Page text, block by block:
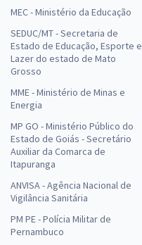
MEC - Ministério da Educação
SEDUC/MT - Secretaria de
Estado de Educação, Esporte e
Lazer do estado de Mato
Grosso
MME - Ministério de Minas e
Energia
MP GO - Ministério Público do
Estado de Goiás - Secretário
Auxiliar da Comarca de
Itapuranga
ANVISA - Agência Nacional de
Vigilância Sanitária
PM PE - Polícia Militar de
Pernambuco